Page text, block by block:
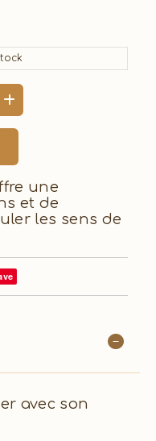
une
et de
les sens de
avec son